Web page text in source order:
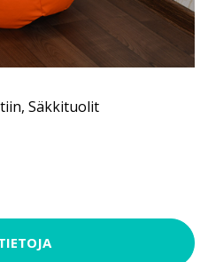
, Säkkituolit